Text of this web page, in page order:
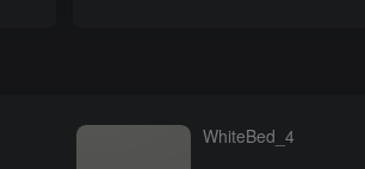
WhiteBed_4